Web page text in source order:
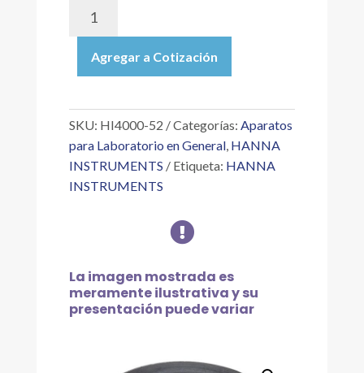
REEMPLAZO
DE
PARA
DE
AMONIO
cantidad
Agregar a Cotización
SKU: HI4000-52 Categorías: Aparatos
para Laboratorio en General, HANNA
INSTRUMENTS
Etiqueta: HANNA
INSTRUMENTS

La imagen mostrada es
meramente ilustrativa y su
presentación puede variar